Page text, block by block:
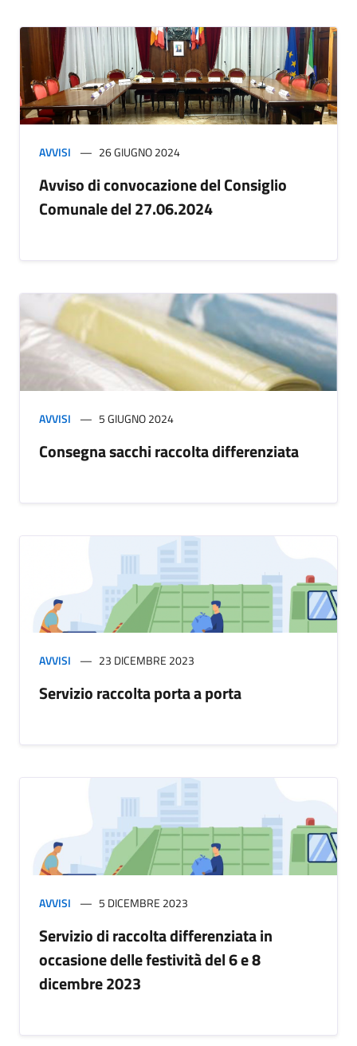
AVVISI 26 GIUGNO 2024
Avviso di convocazione del Consiglio
Comunale del 27.06.2024
AVVISI 5 GIUGNO 2024
Consegna sacchi raccolta differenziata
AVVISI 23 DICEMBRE 2023
Servizio raccolta porta a porta
AVVISI 5 DICEMBRE 2023
Servizio di raccolta differenziata in
occasione delle festività del 6 e 8
dicembre 2023